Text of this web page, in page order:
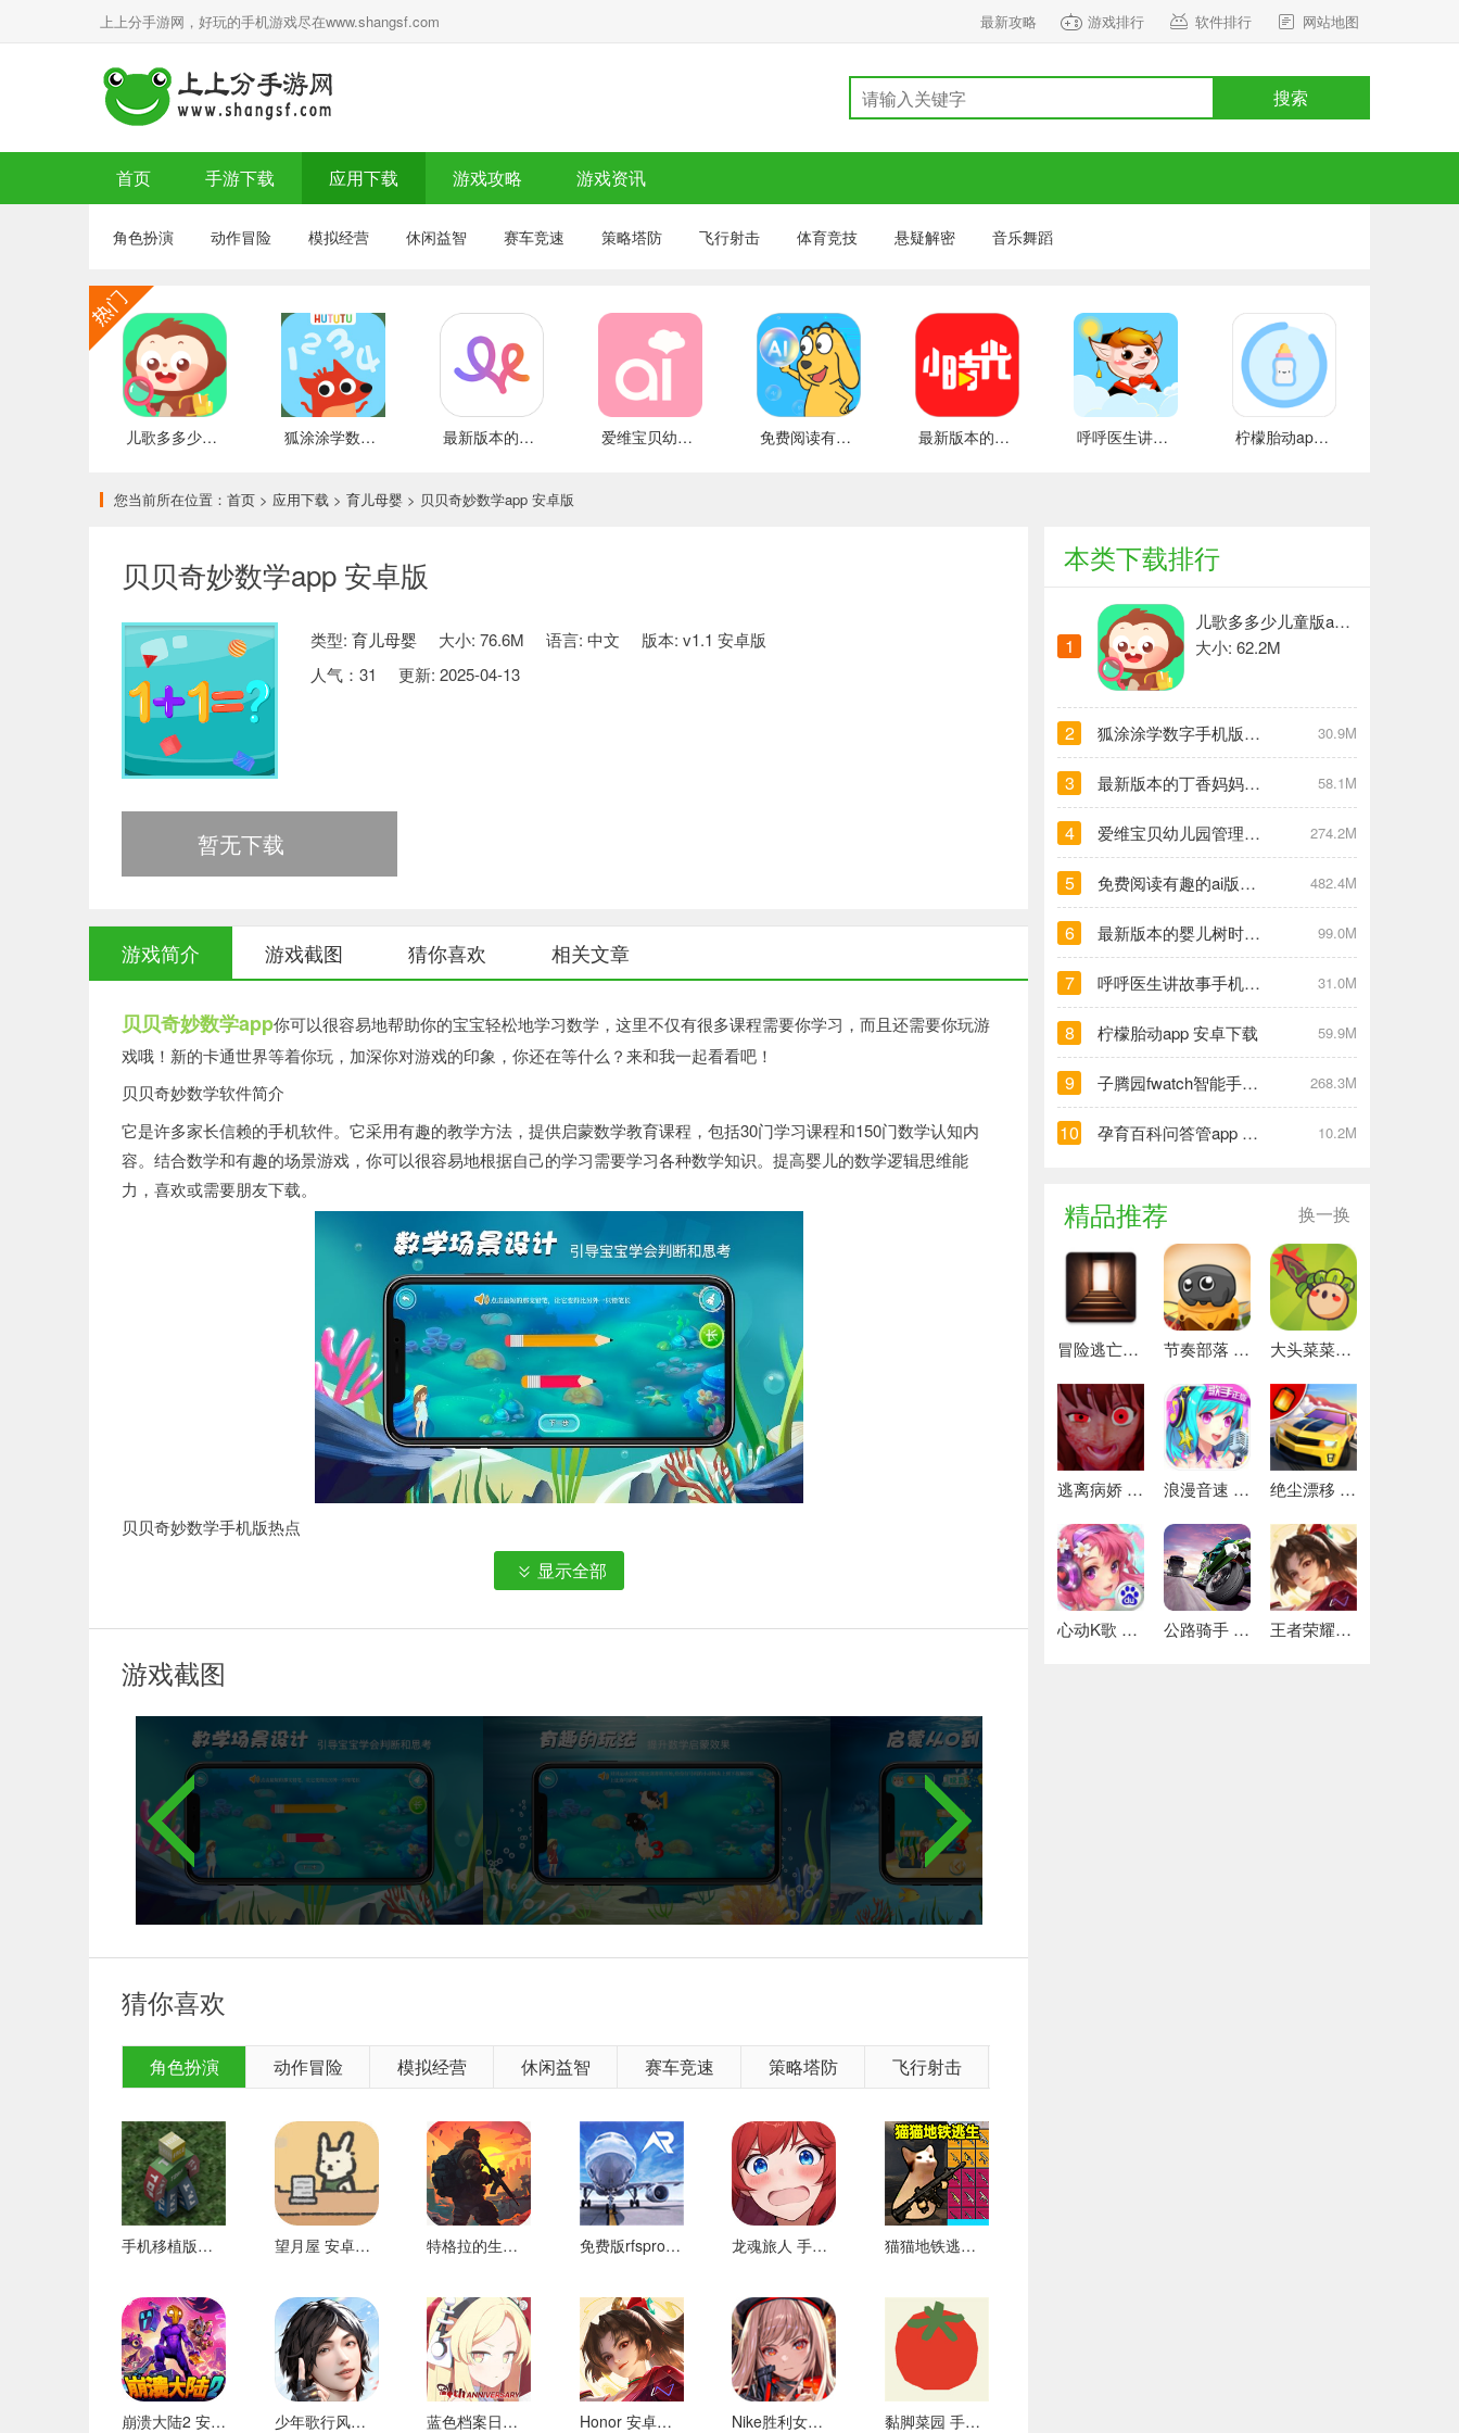
上上分手游网，好玩的手机游戏尽在www.shangsf.com 最新攻略 游戏排行 软件排行 网站地图
搜索
首页 手游下载 应用下载 游戏攻略 游戏资讯
角色扮演 动作冒险 模拟经营 休闲益智 赛车竞速 策略塔防 飞行射击 体育竞技 悬疑解密 音乐舞蹈
儿歌多多少儿童版app 推荐 狐涂涂学数字手机版 热门下载 最新版本的丁香妈妈app 安卓版 爱维宝贝幼儿园管理平台 app下载 免费阅读有趣的ai版本 app下载 最新版本的婴儿树时间(婴儿树时间) 安卓下载 呼呼医生讲故事手机版的故事 安卓下载 柠檬胎动app 安卓下载
您当前所在位置： 首页 > 应用下载 > 育儿母婴 > 贝贝奇妙数学app 安卓版
贝贝奇妙数学app 安卓版
类型: 育儿母婴 大小: 76.6M 语言: 中文
版本: v1.1 安卓版
人气： 31 更新: 2025-04-13
暂无下载
游戏简介 游戏截图 猜你喜欢 相关文章
贝贝奇妙数学app你可以很容易地帮助你的宝宝轻松地学习数学，这里不仅有很多课程需要你学习，而且还需要你玩游
戏哦！新的卡通世界等着你玩，加深你对游戏的印象，你还在等什么？来和我一起看看吧！
贝贝奇妙数学软件简介
它是许多家长信赖的手机软件。它采用有趣的教学方法，提供启蒙数学教育课程，包括30门学习课程和150门数学认知内
容。结合数学和有趣的场景游戏，你可以很容易地根据自己的学习需要学习各种数学知识。提高婴儿的数学逻辑思维能
力，喜欢或需要朋友下载。
贝贝奇妙数学手机版热点
1、2265名没有数学基础的学生也可以从基础教学中学习。
4、还有生动有趣的动画形象来吸引孩子的注意力，提高自主学习的兴趣，让学习更快乐、更简单；
软件亮点
1、这个平台为孩子们提供了大量的学习资源，学生可以随时学习。
2、你可以随时学习最新的数学知识，帮助你快速学习更多的知识。
3、操作很简单，家长可以先试着引导孩子，快速学会操作。
4、非常适合家长下载引导孩子学习，共同构建和谐温馨的亲子时光；
5、从简单的加减法开始，从浅到深慢慢提高难度，循序渐进，让孩子更快地适应各种操作模式；
场景式教学：将抽象的数学概念转化为儿童熟悉的生活场景，激发儿童对数学学习的兴趣，体验数学的奇妙和乐趣。
趣味性学习 ：通过生动的动画和游戏，扭转孩子对数学的无聊印象，让孩子在玩耍时无意识地练习数学思维。
力、逻辑思维也得到了全面的发展。
科学课程：本课程由具有10年经验的教育专家设计，紧贴国家发布的新《幼儿园教育指导纲要》，严谨、系统、科学，
融入先进教育理念。
以上是小编为大家整理的。《 <贝贝奇妙数学app 安卓版>》更多精彩内容，请关注破纪录手机游戏网络
显示全部
游戏截图
猜你喜欢
角色扮演 动作冒险 模拟经营 休闲益智 赛车竞速 策略塔防 飞行射击
手机移植版未转换 安卓版 望月屋 安卓下载 特格拉的生存技术和施工 好玩的 免费版rfspro 安卓版 龙魂旅人 手游下载 猫猫地铁逃生 好玩的
崩溃大陆2 安卓下载 少年歌行风花雪月 安卓版 蓝色档案日服 安卓版 Honor 安卓版of Kings Nike胜利女神 安卓版 黏脚菜园 手游下载
本类下载排行
1
儿歌多多少儿童版app 推荐
大小: 62.2M
2 狐涂涂学数字手机版 热门下载 30.9M
3 最新版本的丁香妈妈app 安卓版 58.1M
4 爱维宝贝幼儿园管理平台 app下载 274.2M
5 免费阅读有趣的ai版本 app下载 482.4M
6 最新版本的婴儿树时间(婴儿树时间) 安卓下载 99.0M
7 呼呼医生讲故事手机版的故事 安卓下载 31.0M
8 柠檬胎动app 安卓下载 59.9M
9 子腾园fwatch智能手表app 安卓版 268.3M
10 孕育百科问答管app 最新版 10.2M
精品推荐 换一换
冒险逃亡之谜 推荐 节奏部落 安卓版 大头菜菜历险记 好玩的
逃离病娇 好玩的 浪漫音速 安卓下载 绝尘漂移 最新版
心动K歌 推荐 公路骑手 推荐 王者荣耀国际服体验服 热门下载